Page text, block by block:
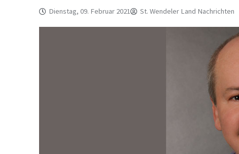
Dienstag, 09. Februar 2021 St. Wendeler Land Nachrichten